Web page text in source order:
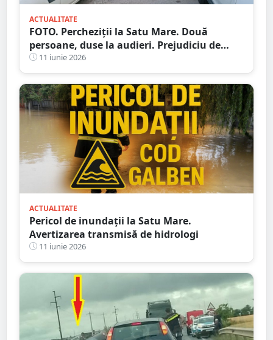
ACTUALITATE
FOTO. Percheziții la Satu Mare. Două
persoane, duse la audieri. Prejudiciu de
sute de mii de lei
11 iunie 2026
ACTUALITATE
Pericol de inundații la Satu Mare.
Avertizarea transmisă de hidrologi
11 iunie 2026